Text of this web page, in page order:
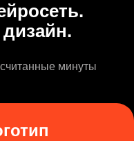
минуты